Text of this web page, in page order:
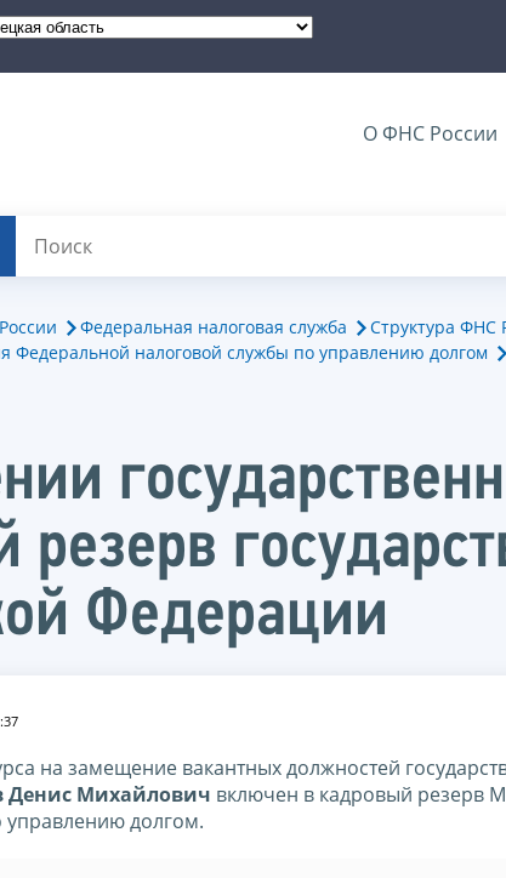
О ФНС России
Федеральная налоговая служба Структура ФНС
Федеральной налоговой службы по управлению долгом
резерв
Федерации
на замещение вакантных должностей
Денис Михайлович включен в кадровый резерв
долгом.